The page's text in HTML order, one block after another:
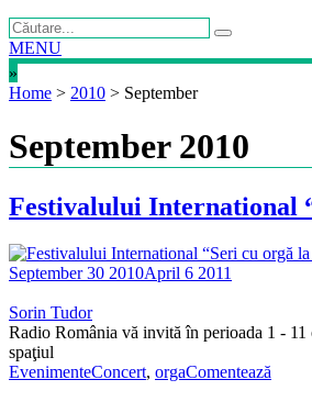
MENU
»
Home > 2010 > September
September 2010
Festivalului International
September 30 2010April 6 2011
Sorin Tudor
Radio România vă invită în perioada 1 -
spaţiul
EvenimenteConcert, orgaComentează